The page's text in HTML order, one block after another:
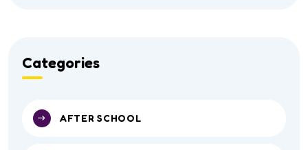
Categories
AFTER SCHOOL